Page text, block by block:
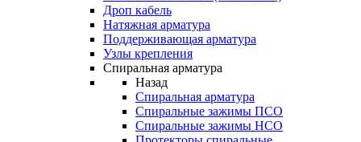
Дроп кабель
Натяжная арматура
Поддерживающая арматура
Узлы крепления
Спиральная арматура
Назад
Спиральная арматура
Спиральные зажимы ПСО
Спиральные зажимы НСО